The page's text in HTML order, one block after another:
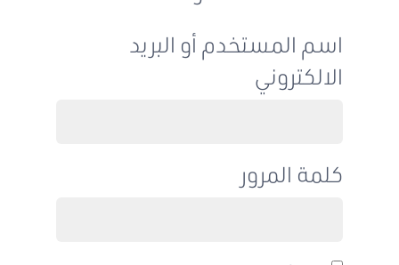
اسم المستخدم أو البريد
الالكتروني
كلمة المرور